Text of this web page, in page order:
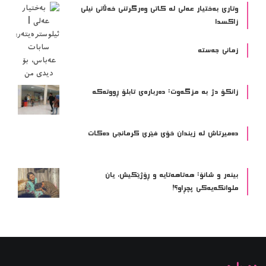
وتاری بەختیار عەلی لە کاتی وەرگرتنی خەڵاتی نیلی
زاکسدا
زمانی جەستە
زانکۆ دژ بە مزگەوت: دەربارەى تابلۆ ڕووتەکە
ده‌میرتاش له‌ زیندان خۆی فێری كرمانجی ده‌كات
بینەر و شانۆ: هەتاھەتایە و ڕۆژێکیش، یان
ملوانکەیەکی پچڕاو؟!